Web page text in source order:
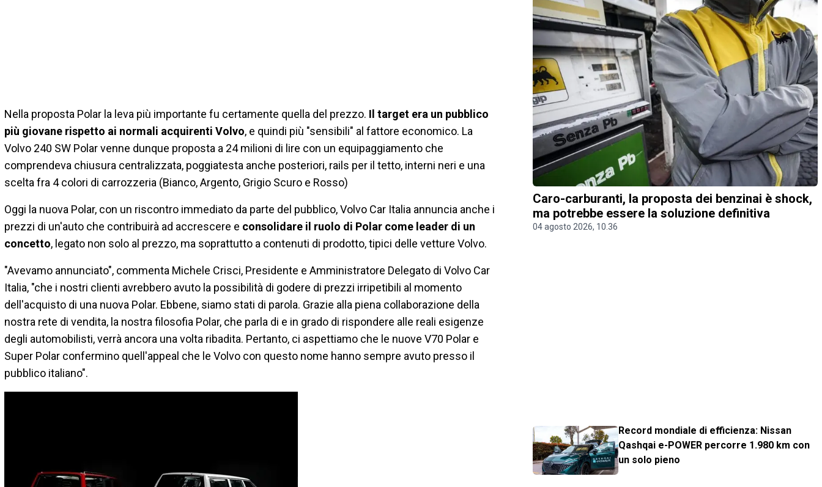
Nella proposta Polar la leva più importante fu certamente quella del prezzo. Il target era un pubblico
più giovane rispetto ai normali acquirenti Volvo, e quindi più "sensibili" al fattore economico. La
Volvo 240 SW Polar venne dunque proposta a 24 milioni di lire con un equipaggiamento che
comprendeva chiusura centralizzata, poggiatesta anche posteriori, rails per il tetto, interni neri e una
scelta fra 4 colori di carrozzeria (Bianco, Argento, Grigio Scuro e Rosso)
Oggi la nuova Polar, con un riscontro immediato da parte del pubblico, Volvo Car Italia annuncia anche i
prezzi di un'auto che contribuirà ad accrescere e consolidare il ruolo di Polar come leader di un
concetto, legato non solo al prezzo, ma soprattutto a contenuti di prodotto, tipici delle vetture Volvo.
"Avevamo annunciato", commenta Michele Crisci, Presidente e Amministratore Delegato di Volvo Car
Italia, "che i nostri clienti avrebbero avuto la possibilità di godere di prezzi irripetibili al momento
dell'acquisto di una nuova Polar. Ebbene, siamo stati di parola. Grazie alla piena collaborazione della
nostra rete di vendita, la nostra filosofia Polar, che parla di e in grado di rispondere alle reali esigenze
degli automobilisti, verrà ancora una volta ribadita. Pertanto, ci aspettiamo che le nuove V70 Polar e
Super Polar confermino quell'appeal che le Volvo con questo nome hanno sempre avuto presso il
pubblico italiano".
Caro-carburanti, la proposta dei benzinai è shock,
ma potrebbe essere la soluzione definitiva
04 agosto 2026, 10.36
Record mondiale di efficienza: Nissan
Qashqai e-POWER percorre 1.980 km con
un solo pieno